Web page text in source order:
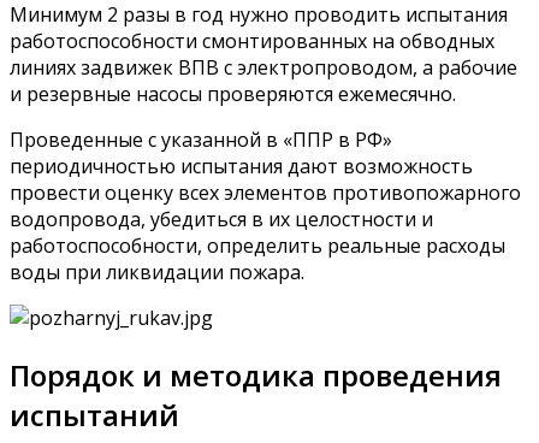
Минимум 2 разы в год нужно проводить испытания
работоспособности смонтированных на обводных
линиях задвижек ВПВ с электропроводом, а рабочие
и резервные насосы проверяются ежемесячно.
Проведенные с указанной в «ППР в РФ»
периодичностью испытания дают возможность
провести оценку всех элементов противопожарного
водопровода, убедиться в их целостности и
работоспособности, определить реальные расходы
воды при ликвидации пожара.
Порядок и методика проведения
испытаний